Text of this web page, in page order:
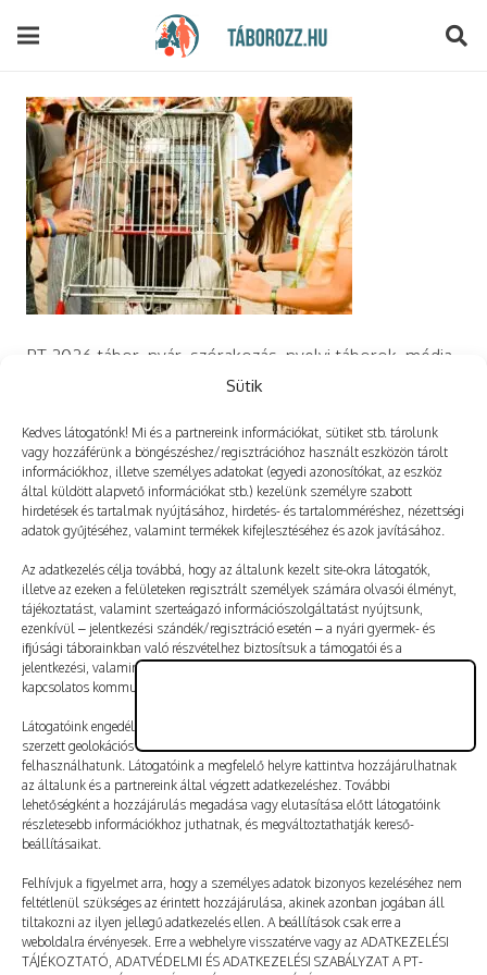
Sütik
Kedves látogatónk! Mi és a partnereink információkat, sütiket stb. tárolunk
vagy hozzáférünk a böngészéshez/regisztrációhoz használt eszközön tárolt
információkhoz, illetve személyes adatokat (egyedi azonosítókat, az eszköz
által küldött alapvető információkat stb.) kezelünk személyre szabott
hirdetések és tartalmak nyújtásához, hirdetés- és tartalomméréshez, nézettségi
adatok gyűjtéséhez, valamint termékek kifejlesztéséhez és azok javításához.
Az adatkezelés célja továbbá, hogy az általunk kezelt site-okra látogatók,
illetve az ezeken a felületeken regisztrált személyek számára olvasói élményt,
tájékoztatást, valamint szerteágazó információszolgáltatást nyújtsunk,
ezenkívül – jelentkezési szándék/regisztráció esetén – a nyári gyermek- és
ifjúsági táborainkban való részvételhez biztosítsuk a támogatói és a
jelentkezési, valamint a számlázási feltételeket és a táborszervezéssel
kapcsolatos kommunikációt.
Látogatóink engedélyével mi és a partnereink eszközleolvasásos módszerrel
szerzett geolokációs adatokat és azonosítási információkat is
felhasználhatunk. Látogatóink a megfelelő helyre kattintva hozzájárulhatnak
az általunk és a partnereink által végzett adatkezeléshez. További
lehetőségként a hozzájárulás megadása vagy elutasítása előtt látogatóink
részletesebb információkhoz juthatnak, és megváltoztathatják kereső-
beállításaikat.
Felhívjuk a figyelmet arra, hogy a személyes adatok bizonyos kezeléséhez nem
feltétlenül szükséges az érintett hozzájárulása, akinek azonban jogában áll
tiltakozni az ilyen jellegű adatkezelés ellen. A beállítások csak erre a
weboldalra érvényesek. Erre a webhelyre visszatérve vagy az ADATKEZELÉSI
TÁJÉKOZTATÓ, ADATVÉDELMI ÉS ADATKEZELÉSI SZABÁLYZAT A PT-
PT 2026 tábor, nyár, szórakozás, nyelvi táborok, média,
film, robotika, angoltábor, fotós tábor, sporttábor,
Vélemény, hozzászólás?
Az e-mail-címet nem tesszük közzé. A kötelező mezőket
*karakterrel jelöltük
A nevem, e-mail-címem, és weboldalcímem mentése
a böngészőben a következő hozzászólásomhoz.